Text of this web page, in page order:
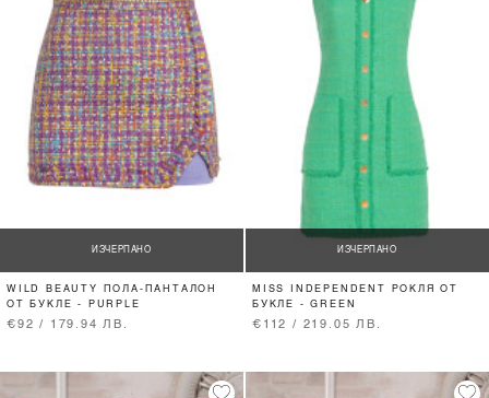
ИЗЧЕРПАНО
WILD BEAUTY ПОЛА-ПАНТАЛОН
ОТ БУКЛЕ - PURPLE
€92 / 179.94 ЛВ.
ИЗЧЕРПАНО
MISS INDEPENDENT РОКЛЯ ОТ
БУКЛЕ - GREEN
€112 / 219.05 ЛВ.